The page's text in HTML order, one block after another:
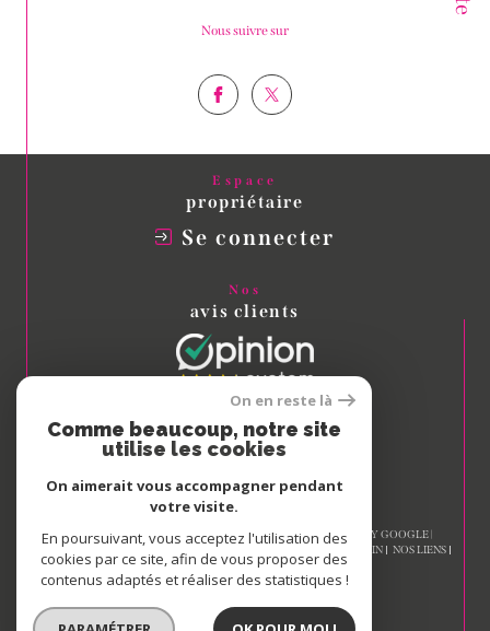
Nous suivre sur
Espace
propriétaire
Se connecter
Nos
avis clients
Nous
adhérons
© 2026 | TOUS DROITS RÉSERVÉS | TRADUCTION POWERED BY GOOGLE |
NOS HONORAIRES
PLAN DU SITE ADMIN
NOS LIENS
POLITIQUE RGPD
COOKIES
On en reste là
Comme beaucoup, notre site
utilise les cookies
On aimerait vous accompagner pendant
votre visite.
En poursuivant, vous acceptez l'utilisation des
cookies par ce site, afin de vous proposer des
contenus adaptés et réaliser des statistiques !